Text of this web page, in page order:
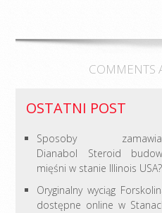
COMMENTS
OSTATNI POST
Sposoby
Dianabol Steroid
mięśni w stanie Illinois USA?
Oryginalny wyciąg
dostępne online w